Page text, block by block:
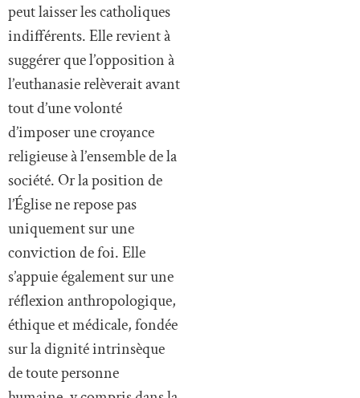
peut laisser les catholiques
indifférents. Elle revient à
suggérer que l’opposition à
l’euthanasie relèverait avant
tout d’une volonté
d’imposer une croyance
religieuse à l’ensemble de la
société. Or la position de
l’Église ne repose pas
uniquement sur une
conviction de foi. Elle
s’appuie également sur une
réflexion anthropologique,
éthique et médicale, fondée
sur la dignité intrinsèque
de toute personne